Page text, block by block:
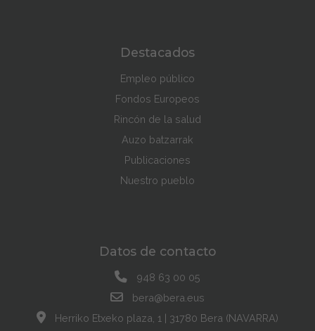
Destacados
Empleo público
Fondos Europeos
Rincón de la salud
Auzo batzarrak
Publicaciones
Nuestro pueblo
Datos de contacto
948 63 00 05
bera@bera.eus
Herriko Etxeko plaza, 1 | 31780 Bera (NAVARRA)